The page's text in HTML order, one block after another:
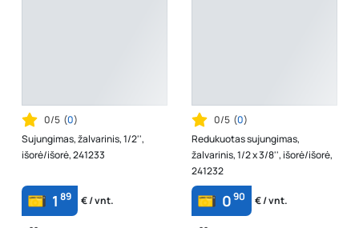
0/5 (0)
Sujungimas, žalvarinis, 1/2'',
išorė/išorė, 241233
1 89 € / vnt.
0/5 (0)
Redukuotas sujungimas,
žalvarinis, 1/2 x 3/8'', išorė/išorė,
241232
090 € / vnt.